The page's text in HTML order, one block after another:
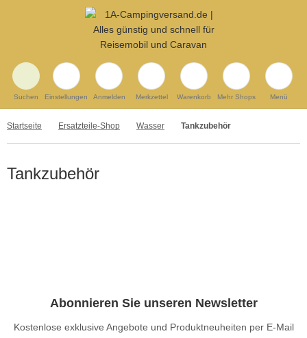
Suchen Einstellungen Anmelden Merkzettel Warenkorb Mehr Shops Menü
Startseite Ersatzteile-Shop Wasser Tankzubehör
Tankzubehör
Abonnieren Sie unseren Newsletter
Kostenlose exklusive Angebote und Produktneuheiten per E-Mail